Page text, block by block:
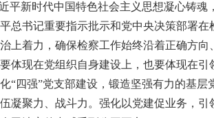
平新时代中国特色社会主义思想凝心铸
总书记重要指示批示和党中央决策部署
上着力，确保检察工作始终沿着正确方向
现在党组织自身建设上，也要体现在引
“四强”党支部建设，锻造坚强有力的基
凝聚力、战斗力。强化以党建促业务，